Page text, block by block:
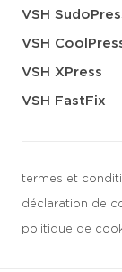
VSH
VSH
VSH XPress
VSH FastFix
termes et
déclaration de
politique de